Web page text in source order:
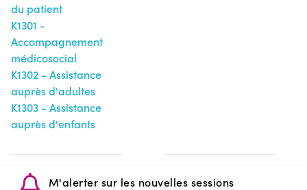
du patient
K1301 -
Accompagnement
médicosocial
K1302 - Assistance
auprès d'adultes
K1303 - Assistance
auprès d'enfants
M'alerter sur les nouvelles sessions